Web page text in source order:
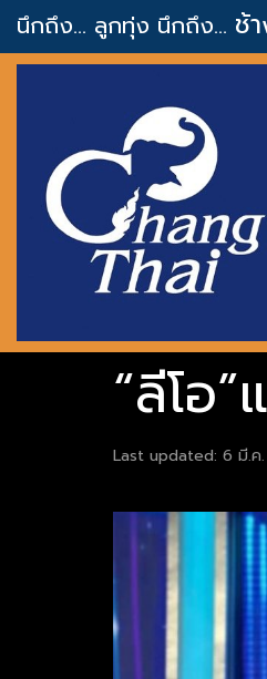
นึกถึง... ลูกทุ่ง นึกถึง... ช้
“ลีโอ
Last updated: 6 มี.ค